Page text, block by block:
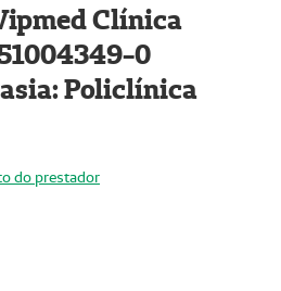
Clínica
0
Policlínica
do prestador